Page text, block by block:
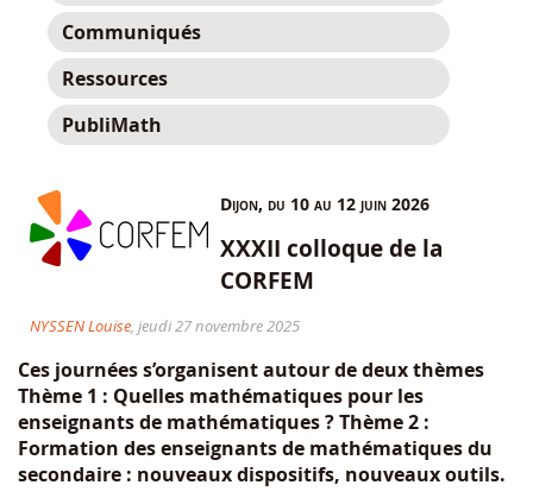
Communiqués
Ressources
PubliMath
Dijon, du 10 au 12 juin 2026
XXXII colloque de la
CORFEM
NYSSEN Louise, jeudi 27 novembre 2025
Ces journées s’organisent autour de deux thèmes
Thème 1 : Quelles mathématiques pour les
enseignants de mathématiques ? Thème 2 :
Formation des enseignants de mathématiques du
secondaire : nouveaux dispositifs, nouveaux outils.